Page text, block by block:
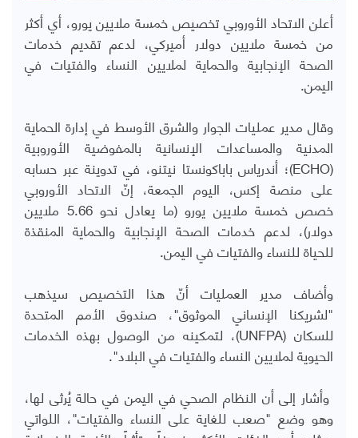
أعلن الاتحاد الأوروبي تخصيص خمسة ملايين يورو، أي أكثر
من خمسة ملايين دولار أميركي، لدعم تقديم خدمات
الصحة الإنجابية والحماية لملايين النساء والفتيات في
اليمن.
وقال مدير عمليات الجوار والشرق الأوسط في إدارة الحماية
المدنية والمساعدات الإنسانية بالمفوضية الأوروبية
(
ECHO)؛ أندرياس باباكونستا نيتنو، في تدوينة عبر حسابه
على منصة إكس، اليوم الجمعة، إنّ الاتحاد الأوروبي
خصص خمسة ملايين يورو (ما يعادل نحو 5.66 ملايين
دولار)، لدعم خدمات الصحة الإنجابية والحماية المنقذة
للحياة للنساء والفتيات في اليمن.
وأضاف مدير العمليات أنّ هذا التخصيص سيذهب
"لشريكنا الإنساني الموثوق"، صندوق الأمم المتحدة
للسكان (UNFPA)، لتمكينه من الوصول بهذه الخدمات
الحيوية لملايين النساء والفتيات في البلاد".
وأشار إلى أن النظام الصحي في اليمن في حالة يُرثى لها،
وهو وضع "صعب للغاية على النساء والفتيات"، اللواتي